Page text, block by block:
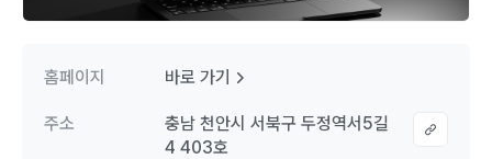
홈페이지 바로 가기
주소
충남 천안시 서북구 두정역서5길
4 403호